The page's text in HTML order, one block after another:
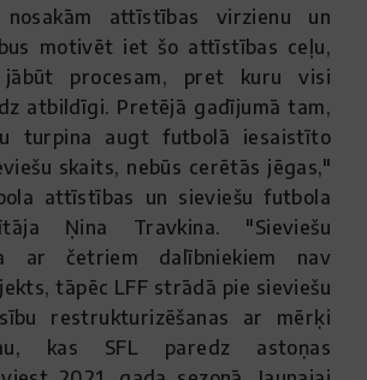
attīstības virzienu un
motivēt iet šo attīstības ceļu,
procesam, pret kuru visi
atbildīgi. Pretējā gadījumā tam,
turpina augt futbolā iesaistīto
skaits, nebūs cerētās jēgas,"
attīstības un sieviešu futbola
Ņina Travkina. "Sieviešu
ar četriem dalībniekiem nav
tāpēc LFF strādā pie sieviešu
restrukturizēšanas ar mērķi
kas SFL paredz astoņas